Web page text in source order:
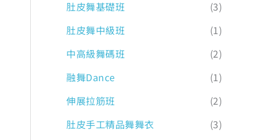
肚皮舞基礎班
(3)
肚皮舞中級班
(1)
中高級舞碼班
(2)
融舞Dance
(1)
伸展拉筋班
(2)
肚皮手工精品舞舞衣
(3)